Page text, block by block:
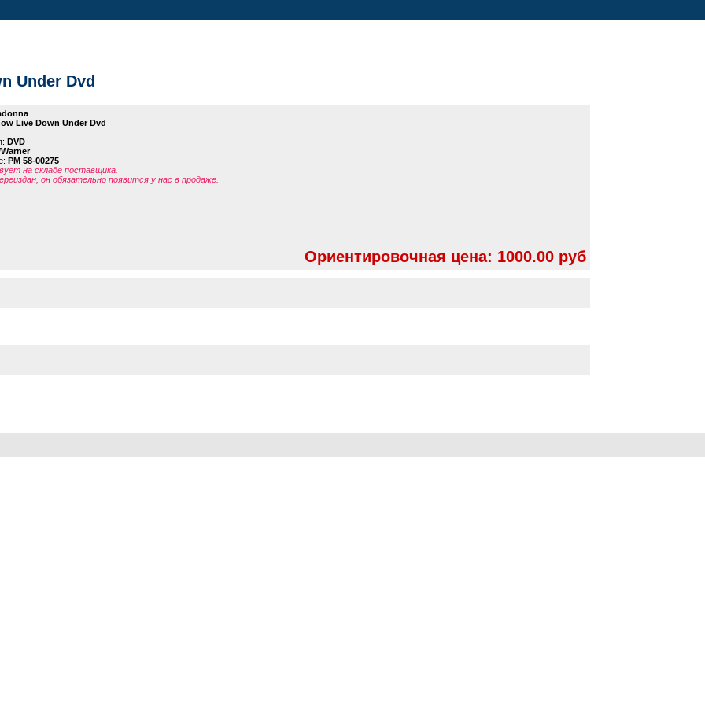
Under Dvd
Live Down Under Dvd
DVD
PM 58-00275
на складе поставщика.
он обязательно появится у нас в продаже.
Ориентировочная цена: 1000.00 руб